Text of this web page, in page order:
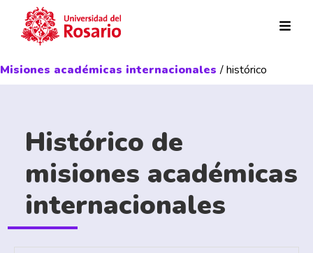
Pasar al contenido principal
Misiones académicas internacionales/ histórico
Histórico de
misiones académicas
internacionales